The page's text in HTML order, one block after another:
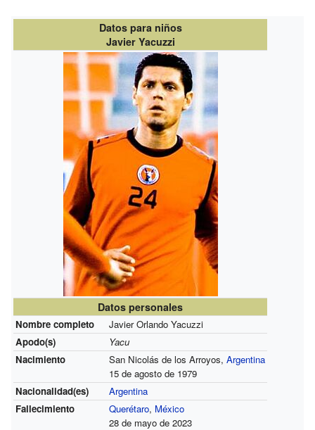
Datos para niños
Javier Yacuzzi
Datos personales
Nombre completo
Javier Orlando Yacuzzi
Apodo(s)
Yacu
Nacimiento
San Nicolás de los Arroyos, Argentina
15 de agosto de 1979
Nacionalidad(es)
Argentina
Fallecimiento
Querétaro, México
28 de mayo de 2023